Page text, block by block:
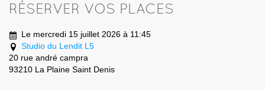
RÉSERVER VOS PLACES
Le mercredi 15 juillet 2026 à 11:45
Studio du Lendit L5
20 rue andré campra
93210 La Plaine Saint Denis